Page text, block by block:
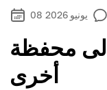
08 يونيو 2026
محفظة
أخرى